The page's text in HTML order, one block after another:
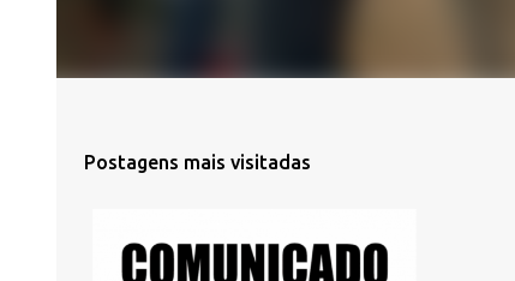
Postagens mais visitadas